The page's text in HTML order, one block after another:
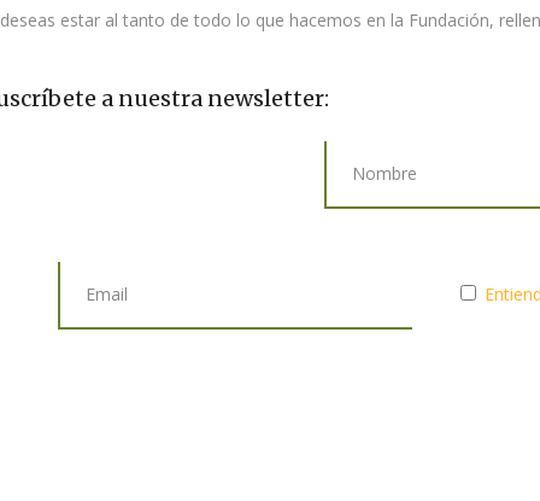
estar al tanto de todo lo que hacemos en la Fundación,
a nuestra newsletter: